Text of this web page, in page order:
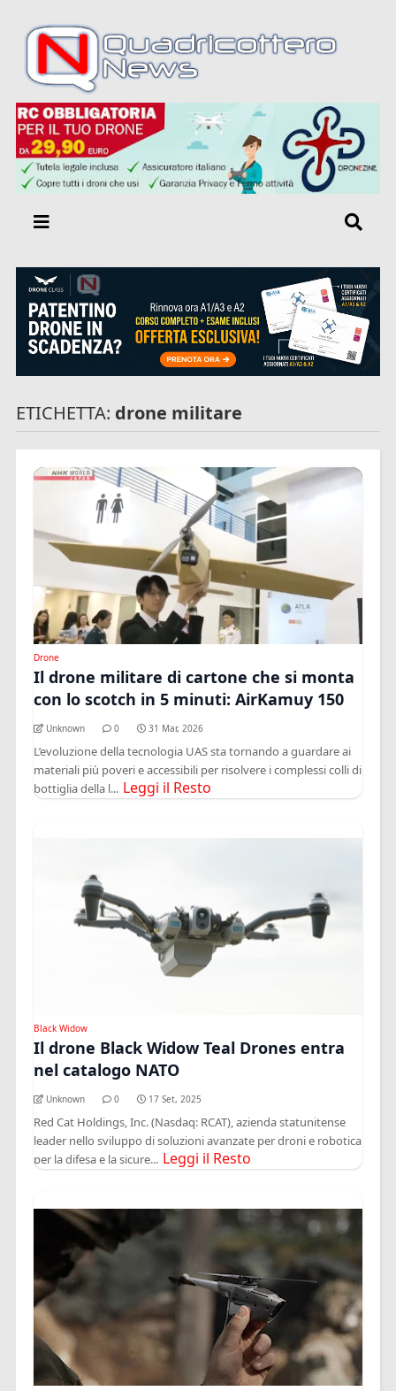
ETICHETTA: drone militare
Drone
Il drone militare di cartone che si monta
con lo scotch in 5 minuti: AirKamuy 150
Unknown 0 31 Mar, 2026
L’evoluzione della tecnologia UAS sta tornando a guardare ai
materiali più poveri e accessibili per risolvere i complessi colli di
bottiglia della l... Leggi il Resto
Black Widow
Il drone Black Widow Teal Drones entra
nel catalogo NATO
Unknown 0 17 Set, 2025
Red Cat Holdings, Inc. (Nasdaq: RCAT), azienda statunitense
leader nello sviluppo di soluzioni avanzate per droni e robotica
per la difesa e la sicure... Leggi il Resto